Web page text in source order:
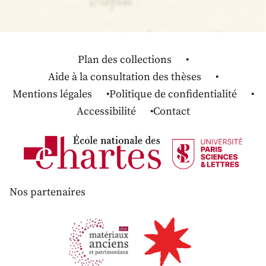
Plan des collections
Aide à la consultation des thèses
Mentions légales
Politique de confidentialité
Accessibilité
Contact
Nos partenaires